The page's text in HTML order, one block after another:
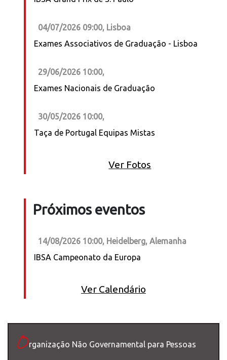
04/07/2026 09:00, Lisboa
Exames Associativos de Graduação - Lisboa
29/06/2026 10:00,
Exames Nacionais de Graduação
30/05/2026 10:00,
Taça de Portugal Equipas Mistas
Ver Fotos
Próximos eventos
14/08/2026 10:00, Heidelberg, Alemanha
IBSA Campeonato da Europa
Ver Calendário
Organização Não Governamental para Pessoas